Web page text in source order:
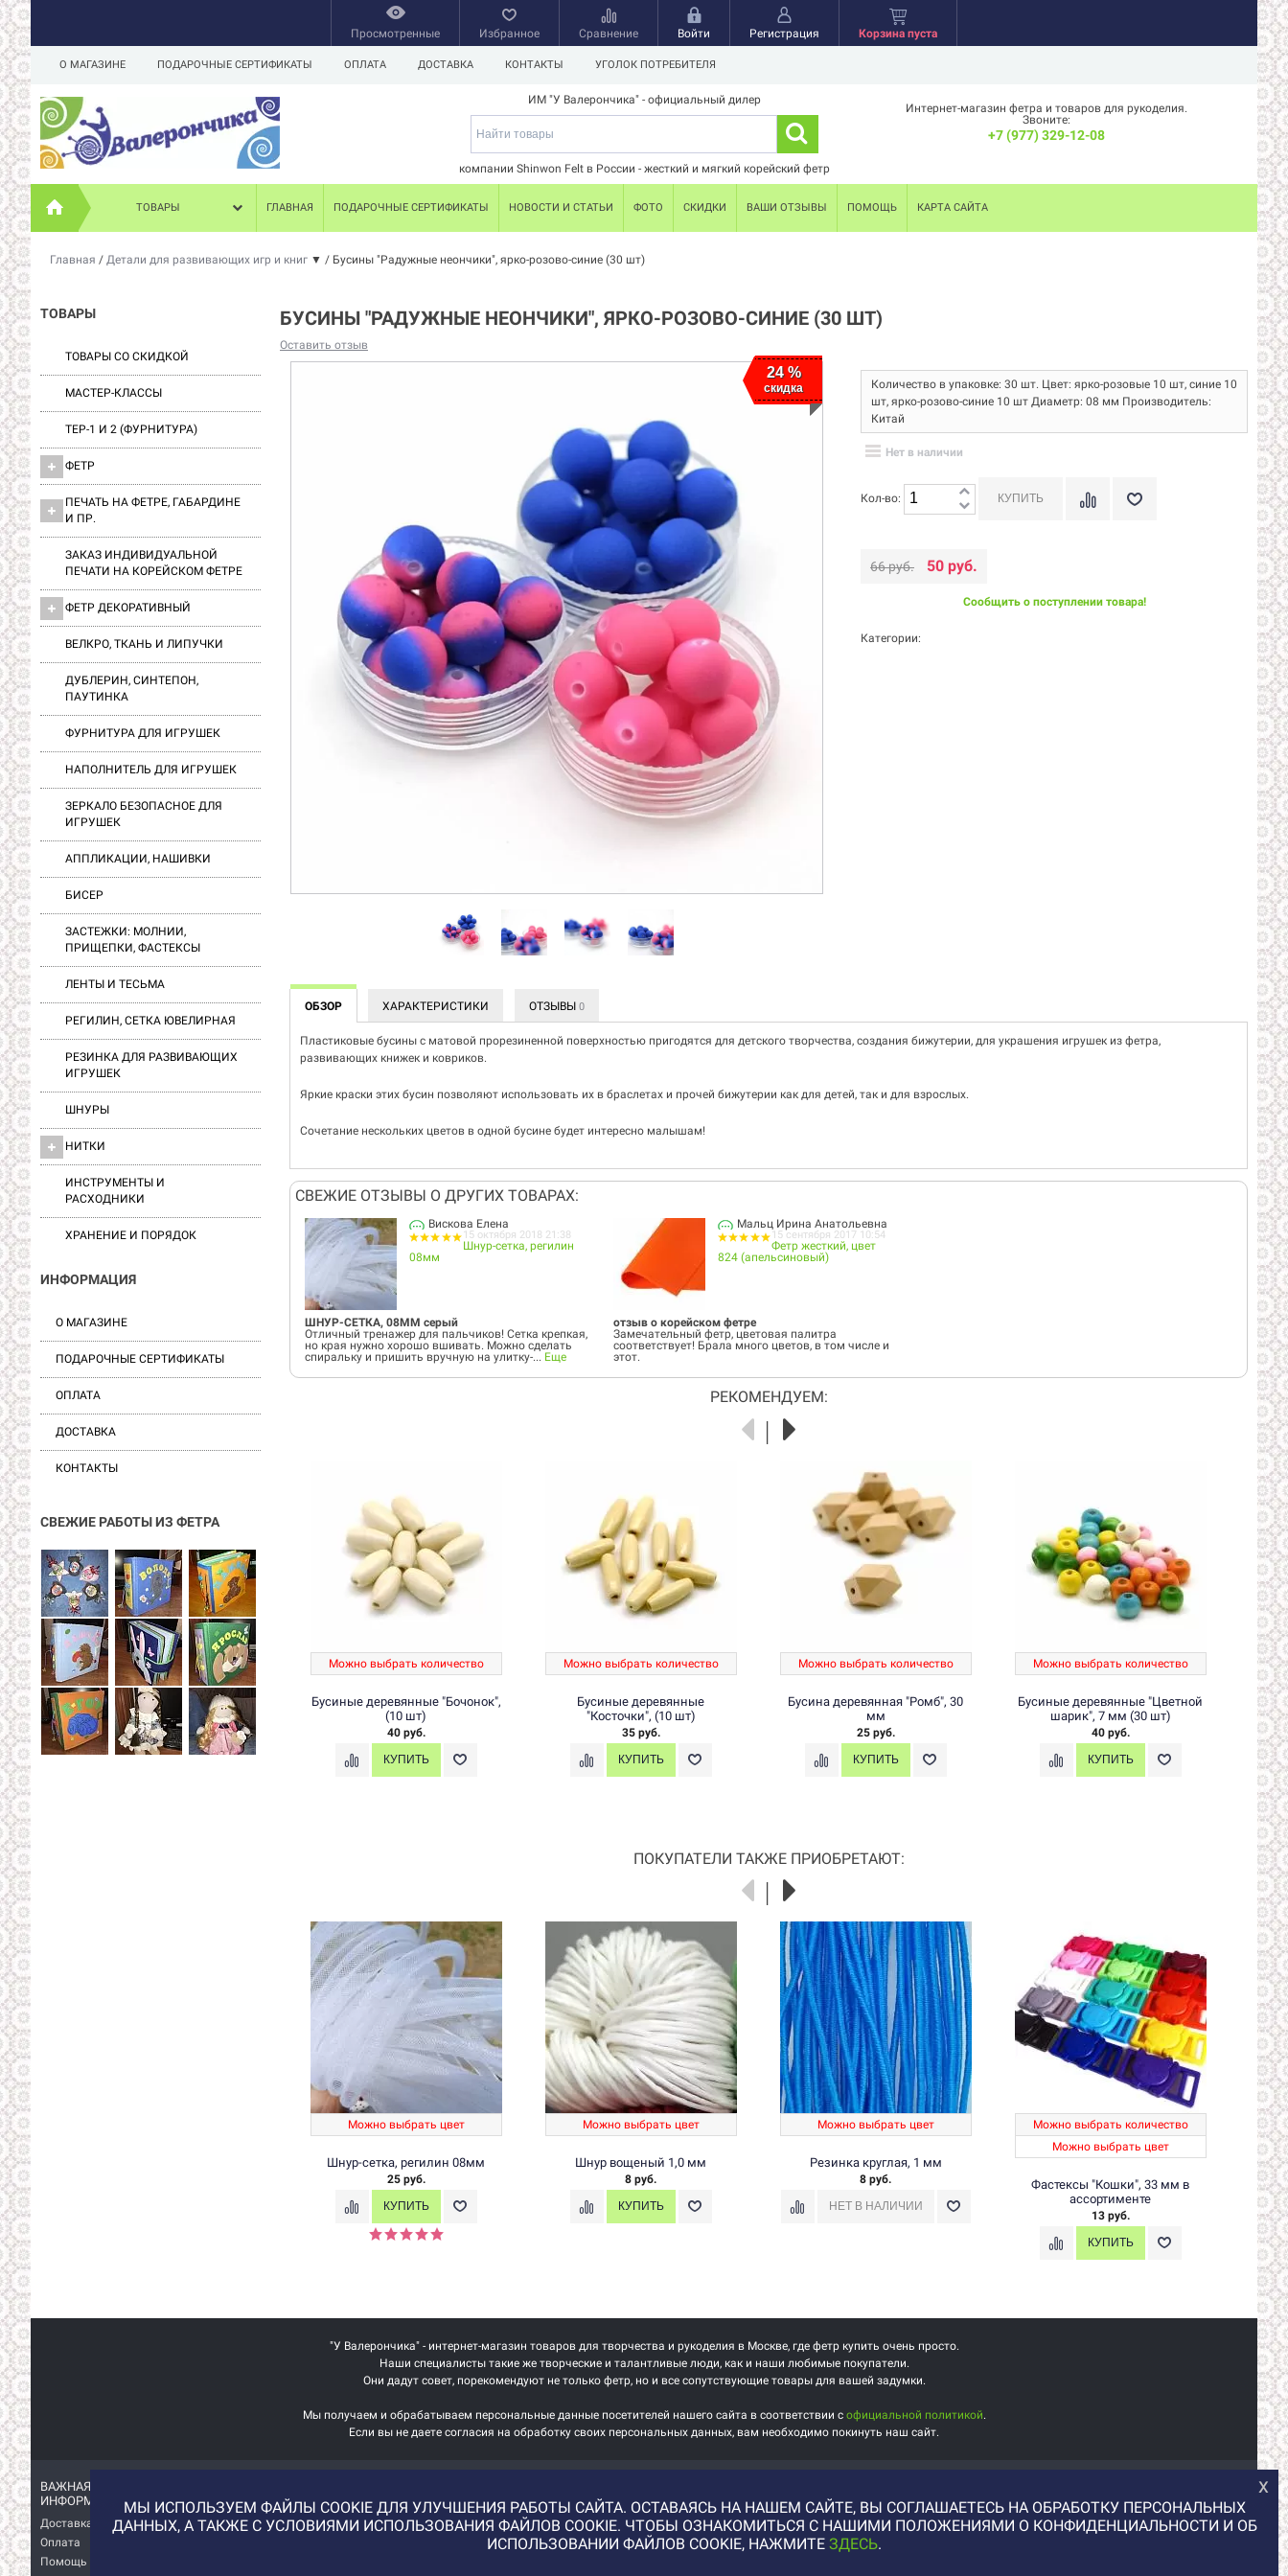
Просмотренные Избранное Сравнение Войти Регистрация Корзина пуста
О МАГАЗИНЕ ПОДАРОЧНЫЕ СЕРТИФИКАТЫ ОПЛАТА ДОСТАВКА КОНТАКТЫ УГОЛОК ПОТРЕБИТЕЛЯ
ИМ "У Валерончика" - официальный дилер
компании Shinwon Felt в России - жесткий и мягкий корейский фетр
Интернет-магазин фетра и товаров для рукоделия.
Звоните:
+7 (977) 329-12-08
ТОВАРЫ ГЛАВНАЯ ПОДАРОЧНЫЕ СЕРТИФИКАТЫ НОВОСТИ И СТАТЬИ ФОТО СКИДКИ ВАШИ ОТЗЫВЫ ПОМОЩЬ КАРТА САЙТА
Главная / Детали для развивающих игр и книг ▼ / Бусины "Радужные неончики", ярко-розово-синие (30 шт)
ТОВАРЫ
ТОВАРЫ СО СКИДКОЙ
МАСТЕР-КЛАССЫ
ТЕР-1 И 2 (ФУРНИТУРА)
ФЕТР
ПЕЧАТЬ НА ФЕТРЕ, ГАБАРДИНЕ
И ПР.
ЗАКАЗ ИНДИВИДУАЛЬНОЙ
ПЕЧАТИ НА КОРЕЙСКОМ ФЕТРЕ
ФЕТР ДЕКОРАТИВНЫЙ
ВЕЛКРО, ТКАНЬ И ЛИПУЧКИ
ДУБЛЕРИН, СИНТЕПОН,
ПАУТИНКА
ФУРНИТУРА ДЛЯ ИГРУШЕК
НАПОЛНИТЕЛЬ ДЛЯ ИГРУШЕК
ЗЕРКАЛО БЕЗОПАСНОЕ ДЛЯ
ИГРУШЕК
АППЛИКАЦИИ, НАШИВКИ
БИСЕР
ЗАСТЕЖКИ: МОЛНИИ,
ПРИЩЕПКИ, ФАСТЕКСЫ
ЛЕНТЫ И ТЕСЬМА
РЕГИЛИН, СЕТКА ЮВЕЛИРНАЯ
РЕЗИНКА ДЛЯ РАЗВИВАЮЩИХ
ИГРУШЕК
ШНУРЫ
НИТКИ
ИНСТРУМЕНТЫ И
РАСХОДНИКИ
ХРАНЕНИЕ И ПОРЯДОК
ИНФОРМАЦИЯ
О МАГАЗИНЕ
ПОДАРОЧНЫЕ СЕРТИФИКАТЫ
ОПЛАТА
ДОСТАВКА
КОНТАКТЫ
СВЕЖИЕ РАБОТЫ ИЗ ФЕТРА
БУСИНЫ "РАДУЖНЫЕ НЕОНЧИКИ", ЯРКО-РОЗОВО-СИНИЕ (30 ШТ)
Оставить отзыв
24 %
скидка
24 %
скидка
Количество в упаковке: 30 шт. Цвет: ярко-розовые 10 шт, синие 10
шт, ярко-розово-синие 10 шт Диаметр: 08 мм Производитель:
Китай
Нет в наличии
Кол-во:
66 руб. 50 руб.
Сообщить о поступлении товара!
Категории:
ОБЗОР ХАРАКТЕРИСТИКИ ОТЗЫВЫ 0
Пластиковые бусины с матовой прорезиненной поверхностью пригодятся для детского творчества, создания бижутерии, для украшения игрушек из фетра,
развивающих книжек и ковриков.
Яркие краски этих бусин позволяют использовать их в браслетах и прочей бижутерии как для детей, так и для взрослых.
Сочетание нескольких цветов в одной бусине будет интересно малышам!
СВЕЖИЕ ОТЗЫВЫ О ДРУГИХ ТОВАРАХ:
Вискова Елена
15 октября 2018 21:38
Шнур-сетка, регилин
08мм
ШНУР-СЕТКА, 08ММ серый
Отличный тренажер для пальчиков! Сетка крепкая,
но края нужно хорошо вшивать. Можно сделать
спиральку и пришить вручную на улитку-... Еще
Мальц Ирина Анатольевна
15 сентября 2017 10:54
Фетр жесткий, цвет
824 (апельсиновый)
отзыв о корейском фетре
Замечательный фетр, цветовая палитра
соответствует! Брала много цветов, в том числе и
этот.
РЕКОМЕНДУЕМ:
Можно выбрать количество
Бусиные деревянные "Бочонок",
(10 шт)
40 руб.
Можно выбрать количество
Бусиные деревянные
"Косточки", (10 шт)
35 руб.
Можно выбрать количество
Бусина деревянная "Ромб", 30
мм
25 руб.
Можно выбрать количество
Бусиные деревянные "Цветной
шарик", 7 мм (30 шт)
40 руб.
ПОКУПАТЕЛИ ТАКЖЕ ПРИОБРЕТАЮТ:
Можно выбрать цвет
Шнур-сетка, регилин 08мм
25 руб.
Можно выбрать цвет
Шнур вощеный 1,0 мм
8 руб.
Можно выбрать цвет
Резинка круглая, 1 мм
8 руб.
Можно выбрать количество
Можно выбрать цвет
Фастексы "Кошки", 33 мм в
ассортименте
13 руб.
"У Валерончика" - интернет-магазин товаров для творчества и рукоделия в Москве, где фетр купить очень просто.
Наши специалисты такие же творческие и талантливые люди, как и наши любимые покупатели.
Они дадут совет, порекомендуют не только фетр, но и все сопутствующие товары для вашей задумки.
Мы получаем и обрабатываем персональные данные посетителей нашего сайта в соответствии с официальной политикой.
Если вы не даете согласия на обработку своих персональных данных, вам необходимо покинуть наш сайт.
ВАЖНАЯ
ИНФОРМАЦИЯ
Доставка
Оплата
Помощь
ИНФОРМАЦИЯ
О магазине
info@uvaleronchika.ru
2013 © У Валерончика, 2026
Купить фотографии, иллюстрации, любой цифровой товар напрямую от авторов. Маркетплей
х
МЫ ИСПОЛЬЗУЕМ ФАЙЛЫ COOKIE ДЛЯ УЛУЧШЕНИЯ РАБОТЫ САЙТА. ОСТАВАЯСЬ НА НАШЕМ САЙТЕ, ВЫ СОГЛАШАЕТЕСЬ НА ОБРАБОТКУ ПЕРСОНАЛЬНЫХ
ДАННЫХ, А ТАКЖЕ С УСЛОВИЯМИ ИСПОЛЬЗОВАНИЯ ФАЙЛОВ COOKIE. ЧТОБЫ ОЗНАКОМИТЬСЯ С НАШИМИ ПОЛОЖЕНИЯМИ О КОНФИДЕНЦИАЛЬНОСТИ И ОБ
ИСПОЛЬЗОВАНИИ ФАЙЛОВ COOKIE, НАЖМИТЕ ЗДЕСЬ.